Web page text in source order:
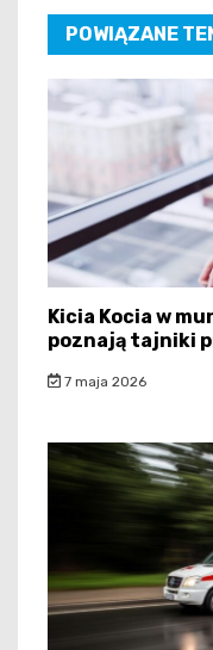
POWIĄZANE
Kicia Kocia w
poznają tajniki
7 maja 2026